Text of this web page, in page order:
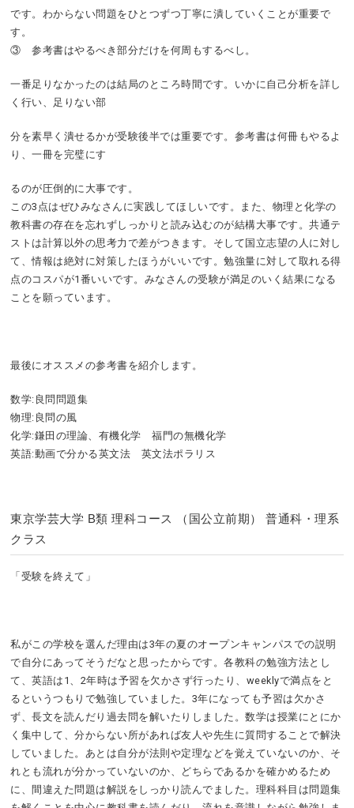
です。わからない問題をひとつずつ丁寧に潰していくことが重要で
す。
③ 参考書はやるべき部分だけを何周もするべし。
一番足りなかったのは結局のところ時間です。いかに自己分析を詳し
く行い、足りない部
分を素早く潰せるかが受験後半では重要です。参考書は何冊もやるよ
り、一冊を完璧にす
るのが圧倒的に大事です。
この3点はぜひみなさんに実践してほしいです。また、物理と化学の
教科書の存在を忘れずしっかりと読み込むのが結構大事です。共通テ
ストは計算以外の思考力で差がつきます。そして国立志望の人に対し
て、情報は絶対に対策したほうがいいです。勉強量に対して取れる得
点のコスパが1番いいです。みなさんの受験が満足のいく結果になる
ことを願っています。
最後にオススメの参考書を紹介します。
数学:良問問題集
物理:良問の風
化学:鎌田の理論、有機化学 福門の無機化学
英語:動画で分かる英文法 英文法ポラリス
東京学芸大学 B類 理科コース （国公立前期） 普通科・理系
クラス
「受験を終えて」
私がこの学校を選んだ理由は3年の夏のオープンキャンパスでの説明
で自分にあってそうだなと思ったからです。各教科の勉強方法とし
て、英語は1、2年時は予習を欠かさず行ったり、weeklyで満点をと
るというつもりで勉強していました。3年になっても予習は欠かさ
ず、長文を読んだり過去問を解いたりしました。数学は授業にとにか
く集中して、分からない所があれば友人や先生に質問することで解決
していました。あとは自分が法則や定理などを覚えていないのか、そ
れとも流れが分かっていないのか、どちらであるかを確かめるため
に、間違えた問題は解説をしっかり読んでました。理科科目は問題集